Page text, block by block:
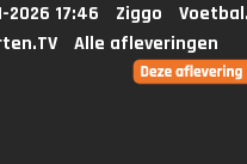
2026 17:46 Ziggo
Alle afleveringen